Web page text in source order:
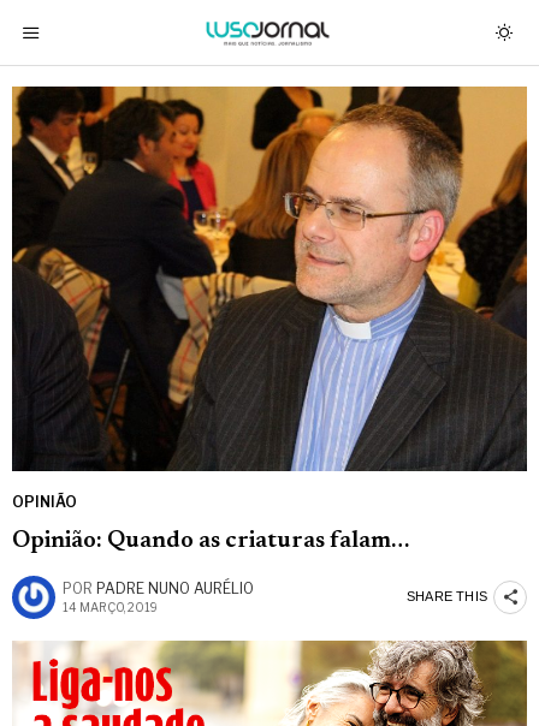
OPINIÃO
Opinião: Quando as criaturas falam…
POR PADRE NUNO AURÉLIO
14 MARÇO, 2019
SHARE THIS